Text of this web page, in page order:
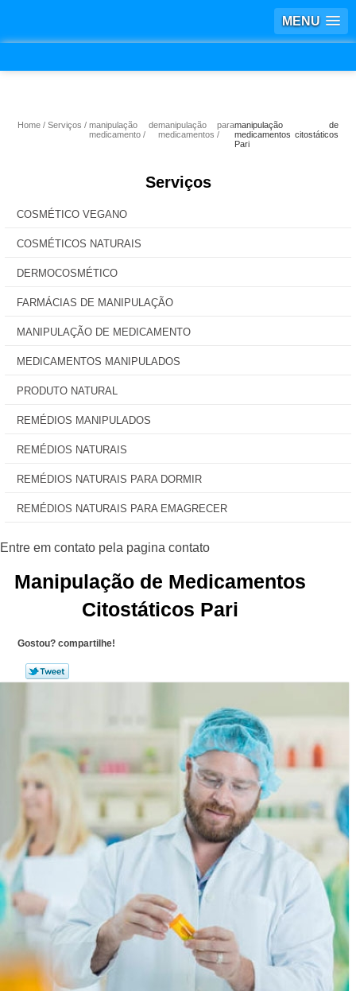
MENU
Home Serviços
manipulação de
medicamento
manipulação para
medicamentos
manipulação de
medicamentos citostáticos
Pari
Serviços
COSMÉTICO VEGANO
COSMÉTICOS NATURAIS
DERMOCOSMÉTICO
FARMÁCIAS DE MANIPULAÇÃO
MANIPULAÇÃO DE MEDICAMENTO
MEDICAMENTOS MANIPULADOS
PRODUTO NATURAL
REMÉDIOS MANIPULADOS
REMÉDIOS NATURAIS
REMÉDIOS NATURAIS PARA DORMIR
REMÉDIOS NATURAIS PARA EMAGRECER
Manipulação de Medicamentos
Citostáticos Pari
Gostou? compartilhe!